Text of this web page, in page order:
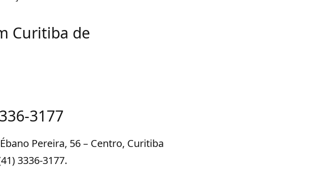
Curitiba de
3177
Pereira, 56 – Centro, Curitiba
3336-3177.